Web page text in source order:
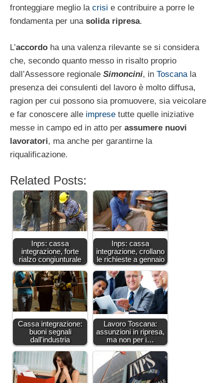
fronteggiare meglio la crisi e contribuire a porre le
fondamenta per una solida ripresa.
L’accordo ha una valenza rilevante se si considera
che, secondo quanto messo in risalto proprio
dall’Assessore regionale Simoncini, in Toscanala
presenza dei consulenti del lavoro è molto diffusa,
ragion per cui possono sia promuovere, sia veicolare
e far conoscere alle imprese tutte quelle iniziative
messe in campo ed in atto per assumere nuovi
lavoratori, ma anche per garantirne la
riqualificazione.
Related Posts:
Inps: cassa
integrazione, forte
rialzo congiunturale
Inps: cassa
integrazione, crollano
le richieste a gennaio
Cassa integrazione:
buoni segnali
dall'industria
Lavoro Toscana:
assunzioni in ripresa,
ma non per i…